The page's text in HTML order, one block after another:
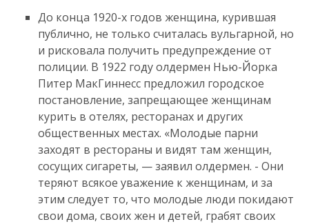
До конца 1920-х годов женщина, курившая
публично, не только считалась вульгарной, но
и рисковала получить предупреждение от
полиции. В 1922 году олдермен Нью-Йорка
Питер МакГиннесс предложил городское
постановление, запрещающее женщинам
курить в отелях, ресторанах и других
общественных местах. «Молодые парни
заходят в рестораны и видят там женщин,
сосущих сигареты, — заявил олдермен. - Они
теряют всякое уважение к женщинам, и за
этим следует то, что молодые люди покидают
свои дома, своих жен и детей, грабят своих